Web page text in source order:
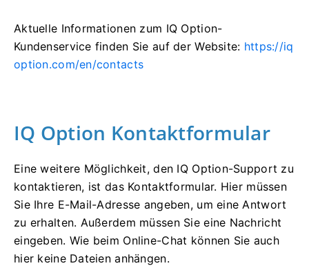
Aktuelle Informationen zum IQ Option-
Kundenservice finden Sie auf der Website: https://iq
option.com/en/contacts
IQ Option Kontaktformular
Eine weitere Möglichkeit, den IQ Option-Support zu
kontaktieren, ist das Kontaktformular. Hier müssen
Sie Ihre E-Mail-Adresse angeben, um eine Antwort
zu erhalten. Außerdem müssen Sie eine Nachricht
eingeben. Wie beim Online-Chat können Sie auch
hier keine Dateien anhängen.